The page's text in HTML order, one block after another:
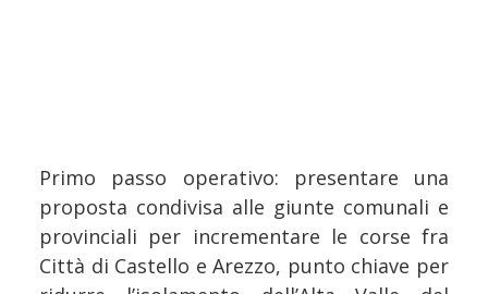
Primo passo operativo: presentare una
proposta condivisa alle giunte comunali e
provinciali per incrementare le corse fra
Città di Castello e Arezzo, punto chiave per